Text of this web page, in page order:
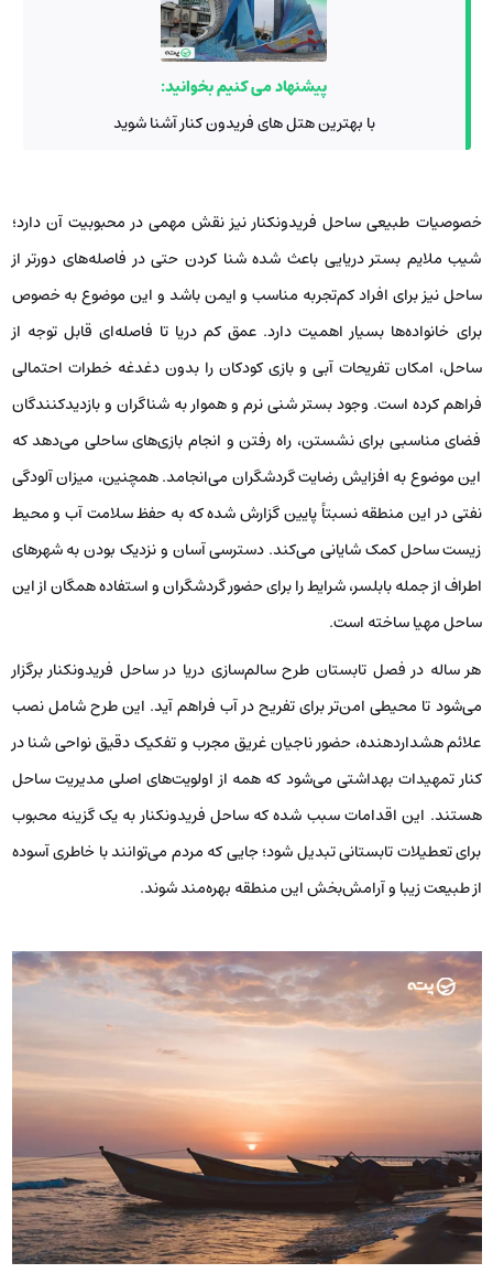
پیشنهاد می کنیم بخوانید:
با بهترین هتل های فریدون کنار آشنا شوید
خصوصیات طبیعی ساحل فریدونکنار نیز نقش مهمی در محبوبیت آن دارد؛
شیب ملایم بستر دریایی باعث شده شنا کردن حتی در فاصله‌های دورتر از
ساحل نیز برای افراد کم‌تجربه مناسب و ایمن باشد و این موضوع به خصوص
برای خانواده‌ها بسیار اهمیت دارد. عمق کم دریا تا فاصله‌ای قابل توجه از
ساحل، امکان تفریحات آبی و بازی کودکان را بدون دغدغه خطرات احتمالی
فراهم کرده است. وجود بستر شنی نرم و هموار به شناگران و بازدیدکنندگان
فضای مناسبی برای نشستن، راه رفتن و انجام بازی‌های ساحلی می‌دهد که
این موضوع به افزایش رضایت گردشگران می‌انجامد. همچنین، میزان آلودگی
نفتی در این منطقه نسبتاً پایین گزارش شده که به حفظ سلامت آب و محیط
زیست ساحل کمک شایانی می‌کند. دسترسی آسان و نزدیک بودن به شهرهای
اطراف از جمله بابلسر، شرایط را برای حضور گردشگران و استفاده همگان از این
ساحل مهیا ساخته است.
هر ساله در فصل تابستان طرح سالم‌سازی دریا در ساحل فریدونکنار برگزار
می‌شود تا محیطی امن‌تر برای تفریح در آب فراهم آید. این طرح شامل نصب
علائم هشداردهنده، حضور ناجیان غریق مجرب و تفکیک دقیق نواحی شنا در
کنار تمهیدات بهداشتی می‌شود که همه از اولویت‌های اصلی مدیریت ساحل
هستند. این اقدامات سبب شده که ساحل فریدونکنار به یک گزینه محبوب
برای تعطیلات تابستانی تبدیل شود؛ جایی که مردم می‌توانند با خاطری آسوده
از طبیعت زیبا و آرامش‌بخش این منطقه بهره‌مند شوند.